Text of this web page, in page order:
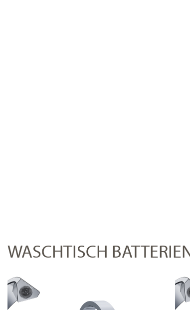
WASCHTISCH